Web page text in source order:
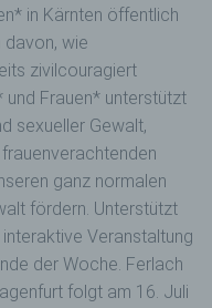
in Kärnten öffentlich
davon, wie
zivilcouragiert
Frauen* unterstützt
sexueller Gewalt,
ganz normalen
fördern. Unterstützt
Veranstaltung
der Woche. Ferlach
folgt am 16. Juli